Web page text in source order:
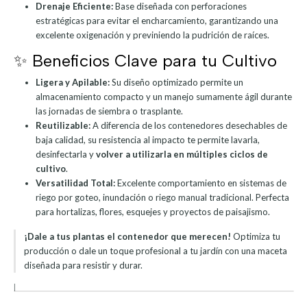
Drenaje Eficiente:Base diseñada con perforaciones
estratégicas para evitar el encharcamiento, garantizando una
excelente oxigenación y previniendo la pudrición de raíces.
✨ Beneficios Clave para tu Cultivo
Ligera y Apilable:Su diseño optimizado permite un
almacenamiento compacto y un manejo sumamente ágil durante
las jornadas de siembra o trasplante.
Reutilizable:A diferencia de los contenedores desechables de
baja calidad, su resistencia al impacto te permite lavarla,
desinfectarla yvolver a utilizarla en múltiples ciclos de
cultivo.
Versatilidad Total:Excelente comportamiento en sistemas de
riego por goteo, inundación o riego manual tradicional. Perfecta
para hortalizas, flores, esquejes y proyectos de paisajismo.
¡Dale a tus plantas el contenedor que merecen! Optimiza tu
producción o dale un toque profesional a tu jardín con una maceta
diseñada para resistir y durar.
|